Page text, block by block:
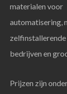
materialen voor
automatisering,
zelfinstallerende
bedrijven en
Prijzen zijn